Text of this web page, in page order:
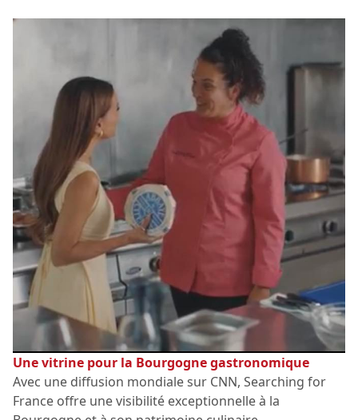
Une vitrine pour la Bourgogne gastronomique
Avec une diffusion mondiale sur CNN, Searching for
France offre une visibilité exceptionnelle à la